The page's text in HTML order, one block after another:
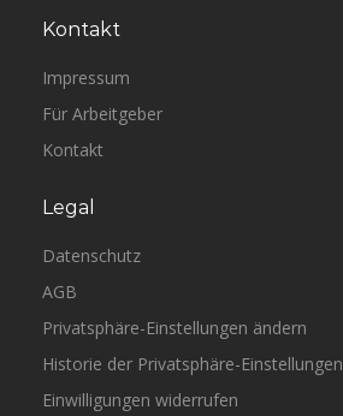
Kontakt
Impressum
Für Arbeitgeber
Kontakt
Legal
Datenschutz
AGB
Privatsphäre-Einstellungen ändern
Historie der Privatsphäre-Einstellungen
Einwilligungen widerrufen